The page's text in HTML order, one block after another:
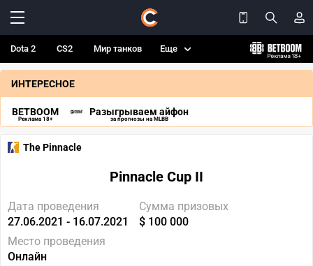
Dota 2 CS2 Мир танков Еще
ИНТЕРЕСНОЕ
BETBOOM
Реклама 18+
Разыгрываем айфон
за прогнозы на MLBB
The Pinnacle
Pinnacle Cup II
Дата проведения
27.06.2021 - 16.07.2021
Сумма призовых
$ 100 000
Место проведения
Онлайн